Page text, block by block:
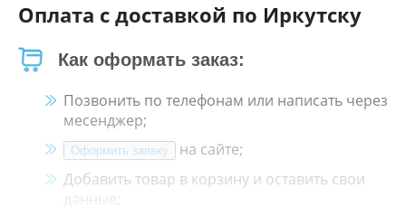
Оплата с доставкой по Иркутску
Как оформать заказ:
Позвонить по телефонам или написать через
месенджер;
Оформить заявку
на сайте;
Добавить товар в корзину и оставить свои
данные;